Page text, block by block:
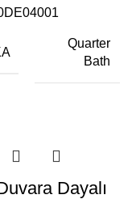
Quarter
Bath
Dayalı